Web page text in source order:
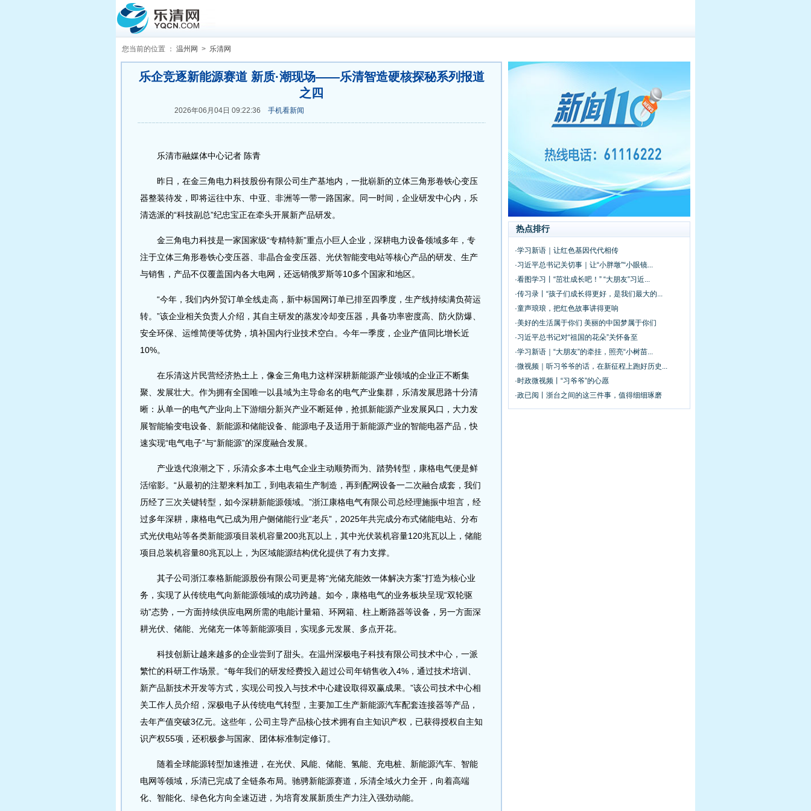
您当前的位置 ： 温州网 > 乐清网
乐企竞逐新能源赛道 新质·潮现场——乐清智造硬核探秘系列报道
之四
2026年06月04日 09:22:36 手机看新闻
乐清市融媒体中心记者 陈青
昨日，在金三角电力科技股份有限公司生产基地内，一批崭新的立体三角形卷铁心变压
器整装待发，即将运往中东、中亚、非洲等一带一路国家。同一时间，企业研发中心内，乐
清选派的“科技副总”纪忠宝正在牵头开展新产品研发。
金三角电力科技是一家国家级“专精特新”重点小巨人企业，深耕电力设备领域多年，专
注于立体三角形卷铁心变压器、非晶合金变压器、光伏智能变电站等核心产品的研发、生产
与销售，产品不仅覆盖国内各大电网，还远销俄罗斯等10多个国家和地区。
“今年，我们内外贸订单全线走高，新中标国网订单已排至四季度，生产线持续满负荷运
转。”该企业相关负责人介绍，其自主研发的蒸发冷却变压器，具备功率密度高、防火防爆、
安全环保、运维简便等优势，填补国内行业技术空白。今年一季度，企业产值同比增长近
10%。
在乐清这片民营经济热土上，像金三角电力这样深耕新能源产业领域的企业正不断集
聚、发展壮大。作为拥有全国唯一以县域为主导命名的电气产业集群，乐清发展思路十分清
晰：从单一的电气产业向上下游细分新兴产业不断延伸，抢抓新能源产业发展风口，大力发
展智能输变电设备、新能源和储能设备、能源电子及适用于新能源产业的智能电器产品，快
速实现“电气电子”与“新能源”的深度融合发展。
产业迭代浪潮之下，乐清众多本土电气企业主动顺势而为、踏势转型，康格电气便是鲜
活缩影。“从最初的注塑来料加工，到电表箱生产制造，再到配网设备一二次融合成套，我们
历经了三次关键转型，如今深耕新能源领域。”浙江康格电气有限公司总经理施振中坦言，经
过多年深耕，康格电气已成为用户侧储能行业“老兵”，2025年共完成分布式储能电站、分布
式光伏电站等各类新能源项目装机容量200兆瓦以上，其中光伏装机容量120兆瓦以上，储能
项目总装机容量80兆瓦以上，为区域能源结构优化提供了有力支撑。
其子公司浙江泰格新能源股份有限公司更是将“光储充能效一体解决方案”打造为核心业
务，实现了从传统电气向新能源领域的成功跨越。如今，康格电气的业务板块呈现“双轮驱
动”态势，一方面持续供应电网所需的电能计量箱、环网箱、柱上断路器等设备，另一方面深
耕光伏、储能、光储充一体等新能源项目，实现多元发展、多点开花。
科技创新让越来越多的企业尝到了甜头。在温州深极电子科技有限公司技术中心，一派
繁忙的科研工作场景。“每年我们的研发经费投入超过公司年销售收入4%，通过技术培训、
新产品新技术开发等方式，实现公司投入与技术中心建设取得双赢成果。”该公司技术中心相
关工作人员介绍，深极电子从传统电气转型，主要加工生产新能源汽车配套连接器等产品，
去年产值突破3亿元。这些年，公司主导产品核心技术拥有自主知识产权，已获得授权自主知
识产权55项，还积极参与国家、团体标准制定修订。
随着全球能源转型加速推进，在光伏、风能、储能、氢能、充电桩、新能源汽车、智能
电网等领域，乐清已完成了全链条布局。驰骋新能源赛道，乐清全域火力全开，向着高端
化、智能化、绿色化方向全速迈进，为培育发展新质生产力注入强劲动能。
热点排行
·学习新语｜让红色基因代代相传
·习近平总书记关切事｜让“小胖墩”“小眼镜...
·看图学习丨“茁壮成长吧！” “大朋友”习近...
·传习录丨“孩子们成长得更好，是我们最大的...
·童声琅琅，把红色故事讲得更响
·美好的生活属于你们 美丽的中国梦属于你们
·习近平总书记对“祖国的花朵”关怀备至
·学习新语｜“大朋友”的牵挂，照亮“小树苗...
·微视频｜听习爷爷的话，在新征程上跑好历史...
·时政微视频丨“习爷爷”的心愿
·政已阅丨浙台之间的这三件事，值得细细琢磨